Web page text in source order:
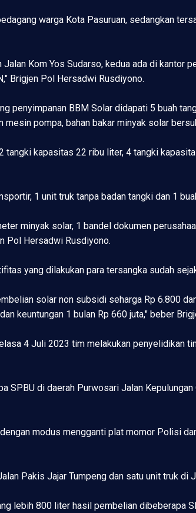
warga Kota Pasuruan, sedangkan
Kom Yos Sudarso, kedua ada di kantor
Brigjen Pol Hersadwi Rusdiyono.
penyimpanan BBM Solar didapati 5 buah
pompa, bahan bakar minyak solar
tangki kapasitas 22 ribu liter, 4 tangki
1 unit truk tanpa badan tangki dan 1
minyak solar, 1 bandel dokumen
Pol Hersadwi Rusdiyono.
yang dilakukan para tersangka sudah
solar non subsidi seharga Rp 6.800
keuntungan 1 bulan Rp 660 juta," beber
4 Juli 2023 tim melakukan penyelidikan
SPBU di daerah Purwosari Jalan
modus mengganti plat momor Polisi
Pakis Jajar Tumpeng dan satu unit truk di
lebih 800 liter hasil pembelian dibeberapa